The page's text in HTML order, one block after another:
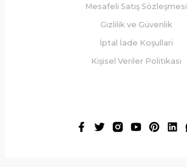
Mesafeli Satış Sözleşmesi
Gizlilik ve Güvenlik
İptal İade Koşullari
Kişisel Veriler Politikası